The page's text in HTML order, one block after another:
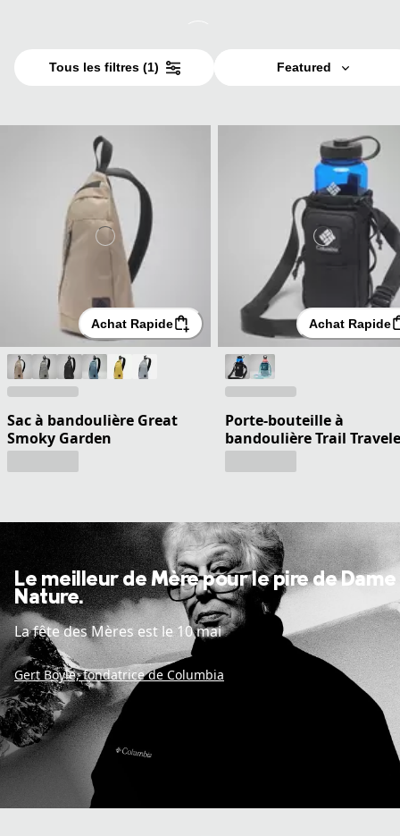
Tous les filtres(1) Featured
Achat Rapide
Sac à bandoulière Great
Smoky Garden
Achat Rapide
Porte-bouteille à
bandoulière Trail
Le meilleur de Mère pour le pire de Dame
Nature.
La fête des Mères est le 10 mai
Gert Boyle, fondatrice de Columbia